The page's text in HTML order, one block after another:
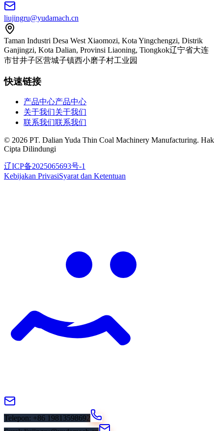
liujingru@yudamach.cn
Taman Industri Desa West Xiaomozi, Kota Yingchengzi, Distrik
Ganjingzi, Kota Dalian, Provinsi Liaoning, Tiongkok辽宁省大连
市甘井子区营城子镇西小磨子村工业园
快速链接
产品中心产品中心
关于我们关于我们
联系我们联系我们
© 2026 PT. Dalian Yuda Thin Coal Machinery Manufacturing. Hak
Cipta Dilindungi
辽ICP备2025065693号-1
Kebijakan PrivasiSyarat dan Ketentuan
Telepon: +86 19813598692